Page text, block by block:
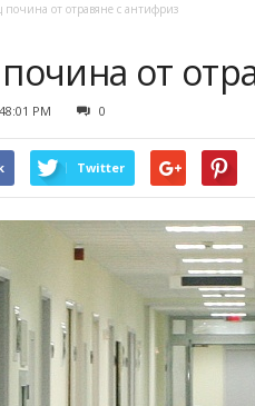
от отравяне с антифриз
от
PM 0
Twitter